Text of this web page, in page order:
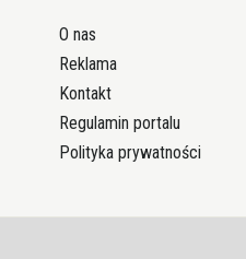
O nas
Reklama
Kontakt
Regulamin portalu
Polityka prywatności